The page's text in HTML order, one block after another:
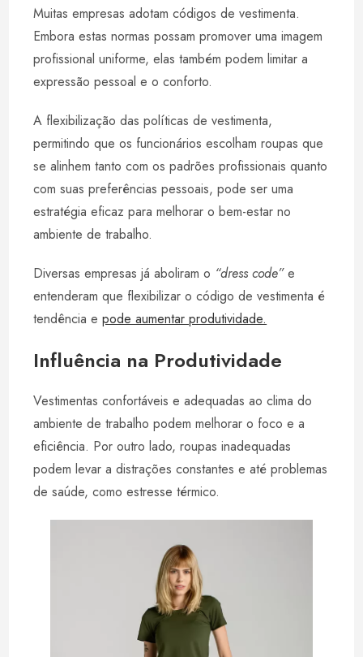
Muitas empresas adotam códigos de vestimenta.
Embora estas normas possam promover uma imagem
profissional uniforme, elas também podem limitar a
expressão pessoal e o conforto.
A flexibilização das políticas de vestimenta,
permitindo que os funcionários escolham roupas que
se alinhem tanto com os padrões profissionais quanto
com suas preferências pessoais, pode ser uma
estratégia eficaz para melhorar o bem-estar no
ambiente de trabalho.
Diversas empresas já aboliram o “dress code”e
entenderam que flexibilizar o código de vestimenta é
tendência epode aumentar produtividade.
Influência na Produtividade
Vestimentas confortáveis e adequadas ao clima do
ambiente de trabalho podem melhorar o foco e a
eficiência. Por outro lado, roupas inadequadas
podem levar a distrações constantes e até problemas
de saúde, como estresse térmico.